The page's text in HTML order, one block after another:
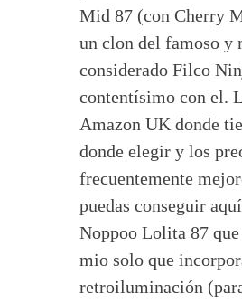
Mid 87 (con Cherry
un clon del famoso y
considerado Filco
contentísimo con el.
Amazon UK donde
donde elegir y los
frecuentemente
puedas conseguir
Noppoo Lolita 87 que
mio solo que
retroiluminación